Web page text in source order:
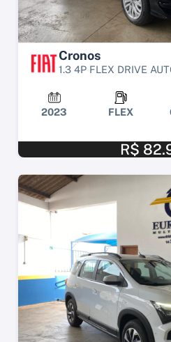
Cronos
1.3 4P FLEX DRIVE
2023 FLEX
R$